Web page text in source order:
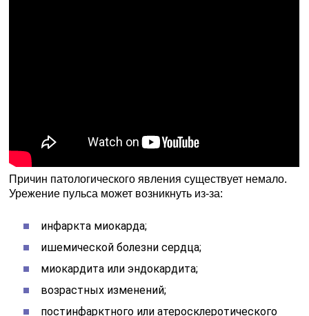
Причин патологического явления существует немало.
Урежение пульса может возникнуть из-за:
инфаркта миокарда;
ишемической болезни сердца;
миокардита или эндокардита;
возрастных изменений;
постинфарктного или атеросклеротического